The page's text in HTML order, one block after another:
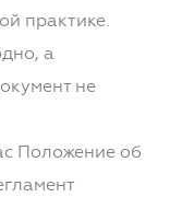
практике.
а
не
Положение об